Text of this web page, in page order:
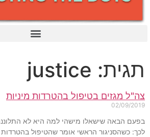
תגית: justice
צה"ל מגזים בטיפול בהטרדות מיניות
02/09/2019
בפעם הבאה שישאלו מישהי למה היא לא
לכך: כשהסניגור הראשי אומר שהטיפול בהטרדות